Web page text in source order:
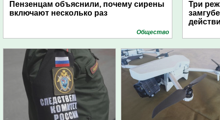
Пензенцам объяснили, почему сирены
включают несколько раз
Общество
Три